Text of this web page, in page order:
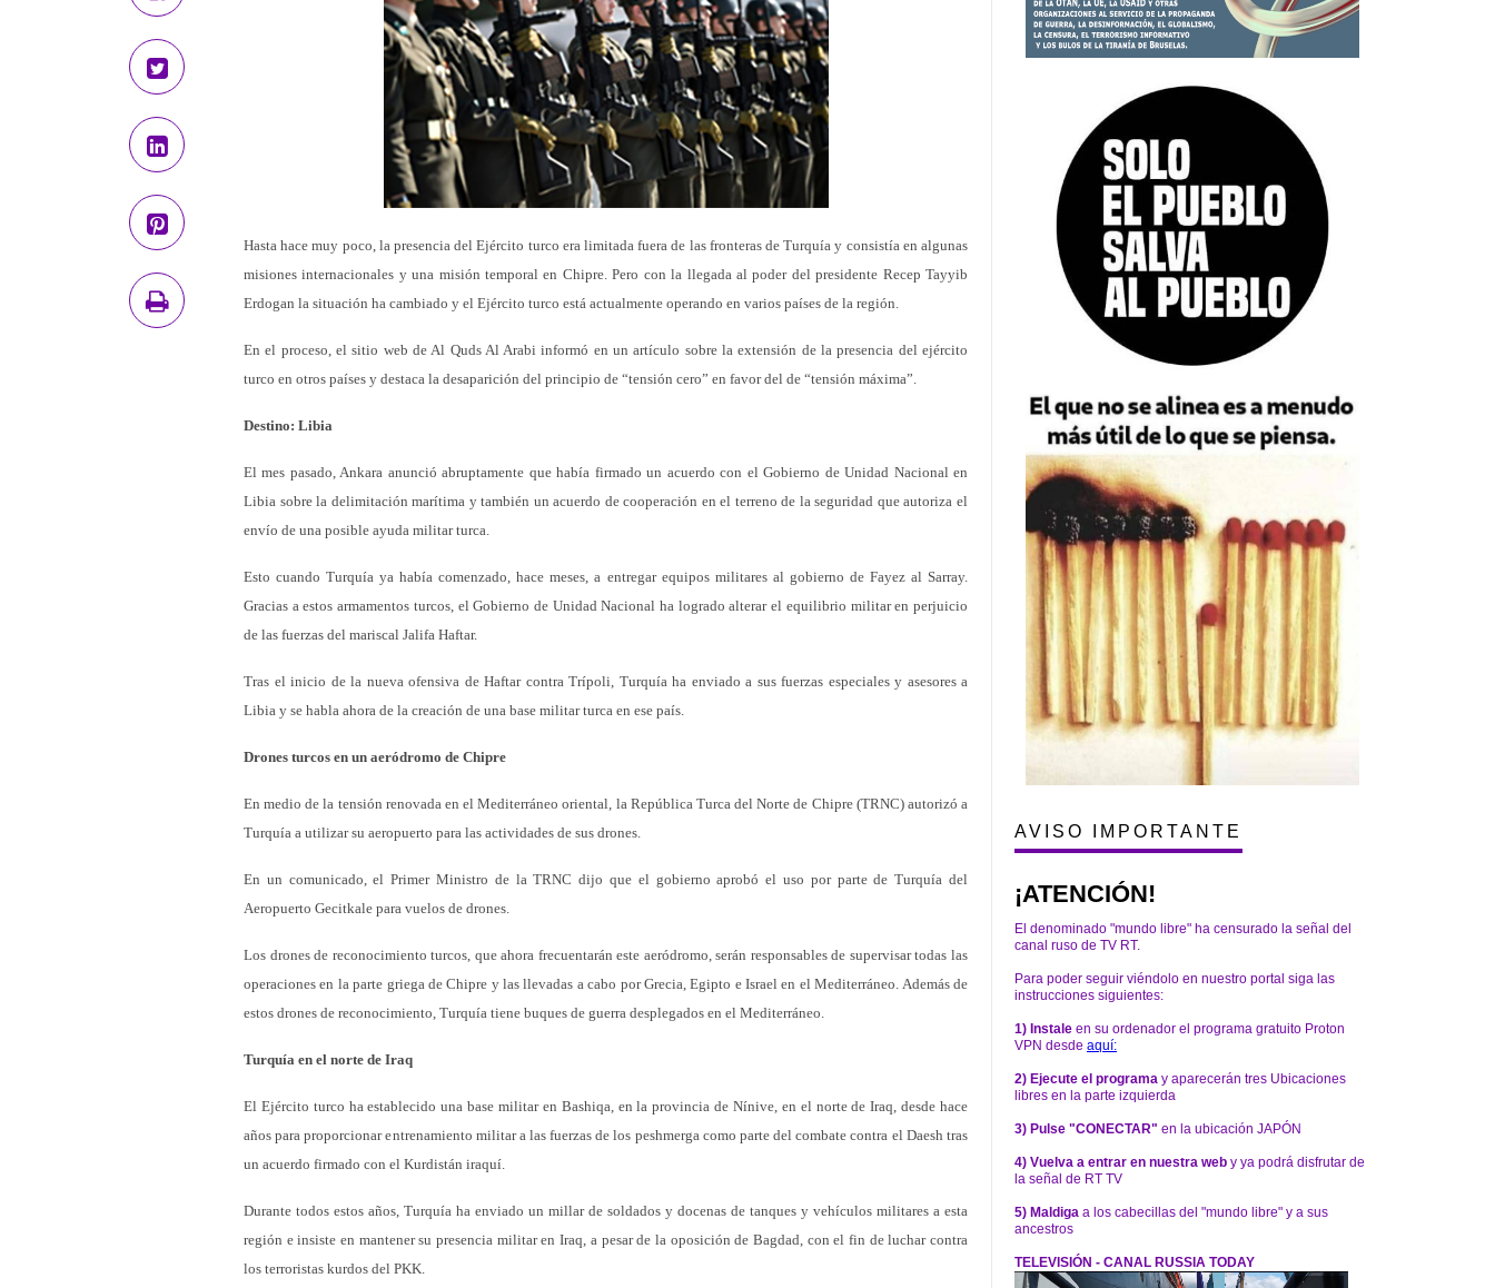
Hasta hace muy poco, la presencia del Ejército turco era limitada fuera de las fronteras de Turquía y consistía en algunas
misiones internacionales y una misión temporal en Chipre. Pero con la llegada al poder del presidente Recep Tayyib
Erdogan la situación ha cambiado y el Ejército turco está actualmente operando en varios países de la región.
En el proceso, el sitio web de Al Quds Al Arabi informó en un artículo sobre la extensión de la presencia del ejército
turco en otros países y destaca la desaparición del principio de “tensión cero” en favor del de “tensión máxima”.
Destino: Libia
El mes pasado, Ankara anunció abruptamente que había firmado un acuerdo con el Gobierno de Unidad Nacional en
Libia sobre la delimitación marítima y también un acuerdo de cooperación en el terreno de la seguridad que autoriza el
envío de una posible ayuda militar turca.
Esto cuando Turquía ya había comenzado, hace meses, a entregar equipos militares al gobierno de Fayez al Sarray.
Gracias a estos armamentos turcos, el Gobierno de Unidad Nacional ha logrado alterar el equilibrio militar en perjuicio
de las fuerzas del mariscal Jalifa Haftar.
Tras el inicio de la nueva ofensiva de Haftar contra Trípoli, Turquía ha enviado a sus fuerzas especiales y asesores a
Libia y se habla ahora de la creación de una base militar turca en ese país.
Drones turcos en un aeródromo de Chipre
En medio de la tensión renovada en el Mediterráneo oriental, la República Turca del Norte de Chipre (TRNC) autorizó a
Turquía a utilizar su aeropuerto para las actividades de sus drones.
En un comunicado, el Primer Ministro de la TRNC dijo que el gobierno aprobó el uso por parte de Turquía del
Aeropuerto Gecitkale para vuelos de drones.
Los drones de reconocimiento turcos, que ahora frecuentarán este aeródromo, serán responsables de supervisar todas las
operaciones en la parte griega de Chipre y las llevadas a cabo por Grecia, Egipto e Israel en el Mediterráneo. Además de
estos drones de reconocimiento, Turquía tiene buques de guerra desplegados en el Mediterráneo.
Turquía en el norte de Iraq
El Ejército turco ha establecido una base militar en Bashiqa, en la provincia de Nínive, en el norte de Iraq, desde hace
años para proporcionar entrenamiento militar a las fuerzas de los peshmerga como parte del combate contra el Daesh tras
un acuerdo firmado con el Kurdistán iraquí.
Durante todos estos años, Turquía ha enviado un millar de soldados y docenas de tanques y vehículos militares a esta
región e insiste en mantener su presencia militar en Iraq, a pesar de la oposición de Bagdad, con el fin de luchar contra
los terroristas kurdos del PKK.
AVISO IMPORTANTE
¡ATENCIÓN!
El denominado "mundo libre" ha censurado la señal del
canal ruso de TV RT.
Para poder seguir viéndolo en nuestro portal siga las
instrucciones siguientes:
1) Instale en su ordenador el programa gratuito Proton
VPN desde aquí:
2) Ejecute el programa y aparecerán tres Ubicaciones
libres en la parte izquierda
3) Pulse "CONECTAR" en la ubicación JAPÓN
4) Vuelva a entrar en nuestra web y ya podrá disfrutar de
la señal de RT TV
5) Maldiga a los cabecillas del "mundo libre" y a sus
ancestros
TELEVISIÓN - CANAL RUSSIA TODAY